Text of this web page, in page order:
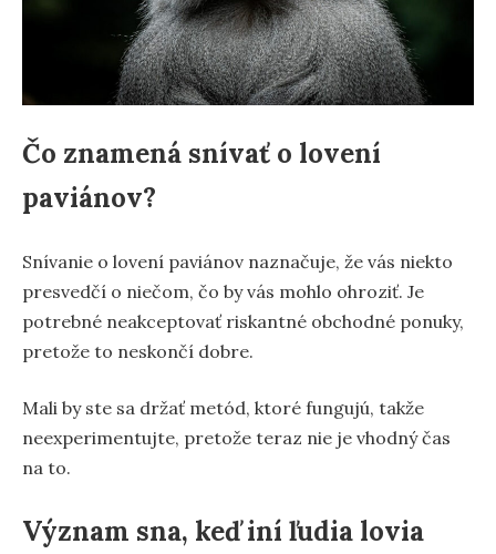
Čo znamená snívať o lovení
paviánov?
Snívanie o lovení paviánov naznačuje, že vás niekto
presvedčí o niečom, čo by vás mohlo ohroziť. Je
potrebné neakceptovať riskantné obchodné ponuky,
pretože to neskončí dobre.
Mali by ste sa držať metód, ktoré fungujú, takže
neexperimentujte, pretože teraz nie je vhodný čas
na to.
Význam sna, keď iní ľudia lovia